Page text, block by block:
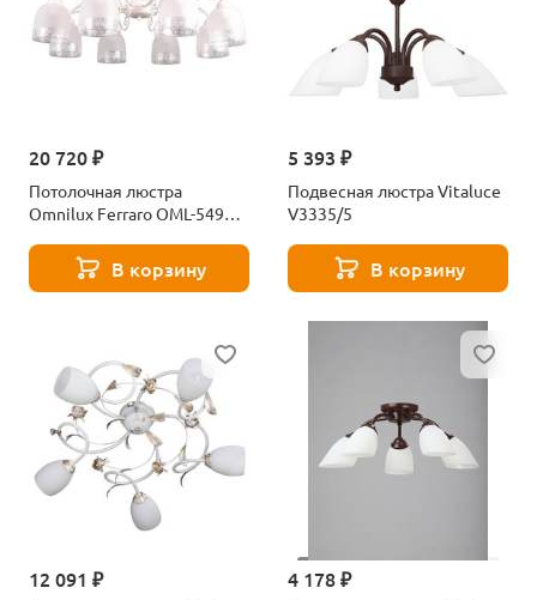
20 720 ₽
Потолочная люстра
Omnilux Ferraro OML-54907-
В корзину
5 393 ₽
Подвесная люстра Vitaluce
V3335/5
В корзину
12 091 ₽ 4 178 ₽